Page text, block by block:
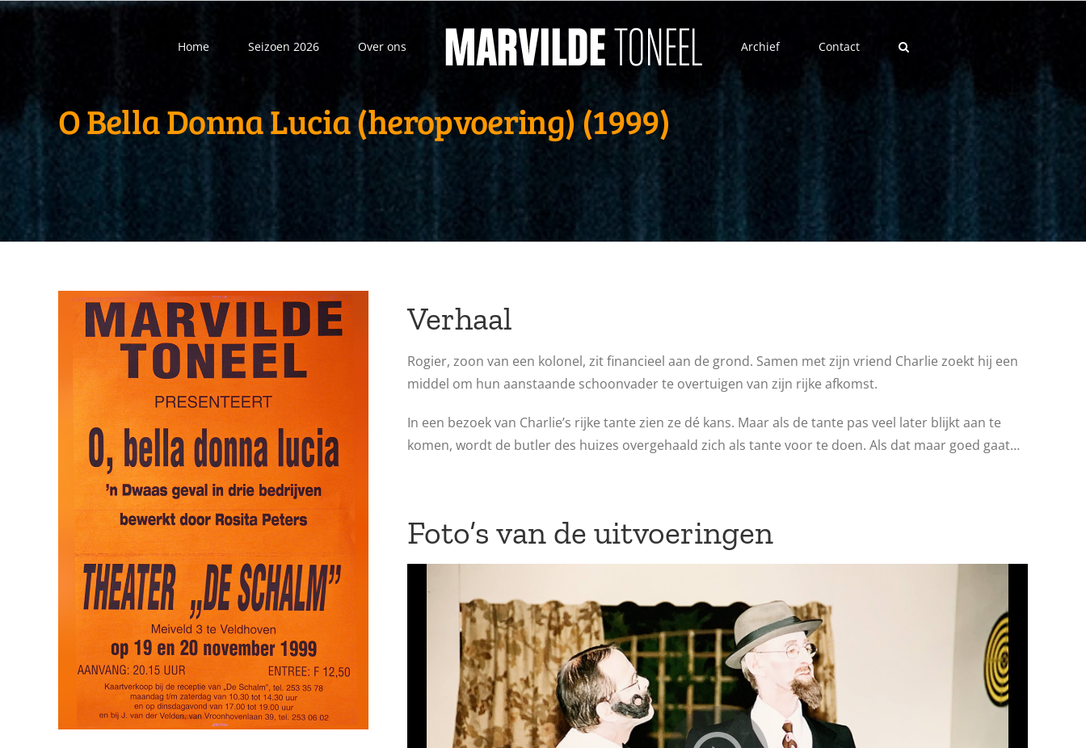
Ga
Home Seizoen 2026 Over ons Archief Contact
O Bella Donna Lucia (heropvoering) (1999)
Verhaal
Rogier, zoon van een kolonel, zit financieel aan de grond. Samen met zijn vriend Charlie zoekt hij een
middel om hun aanstaande schoonvader te overtuigen van zijn rijke afkomst.
In een bezoek van Charlie’s rijke tante zien ze dé kans. Maar als de tante pas veel later blijkt aan te
komen, wordt de butler des huizes overgehaald zich als tante voor te doen. Als dat maar goed gaat…
Foto’s van de uitvoeringen